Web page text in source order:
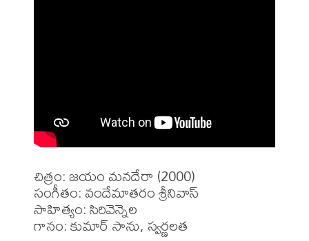
చిత్రం: జయం మనదేరా (2000)
సంగీతం: వందేమాతరం శ్రీనివాస్
సాహిత్యం: సిరివెన్నెల
గానం: కుమార్ సాను, స్వర్ణలత